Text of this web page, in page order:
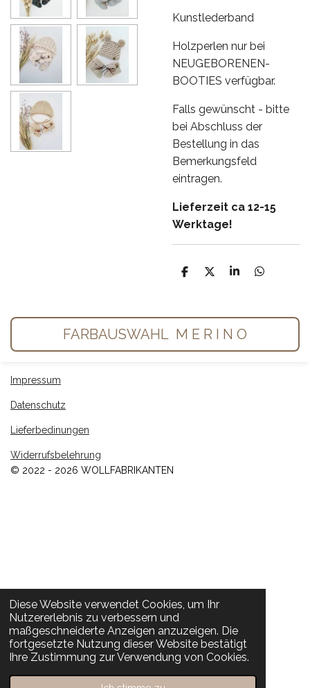
Diese Website verwendet Cookies, um Ihr
Nutzererlebnis zu verbessern und
maßgeschneiderte Anzeigen anzuzeigen. Die
fortgesetzte Nutzung dieser Website bestätigt
Ihre Zustimmung zur Verwendung von Cookies.
Kunstlederband
Holzperlen nur bei
NEUGEBORENEN-
BOOTIES verfügbar.
Falls gewünscht - bitte
bei Abschluss der
Bestellung in das
Bemerkungsfeld
eintragen.
Lieferzeit ca 12-15
Werktage!
T
e
n
T
e
n
T
e
n
T
e
FARBAUSWAHL M E R I N O
Impressum
Datenschutz
Lieferbedinungen
Widerrufsbelehrung
© 2022 - 2026 WOLLFABRIKANTEN